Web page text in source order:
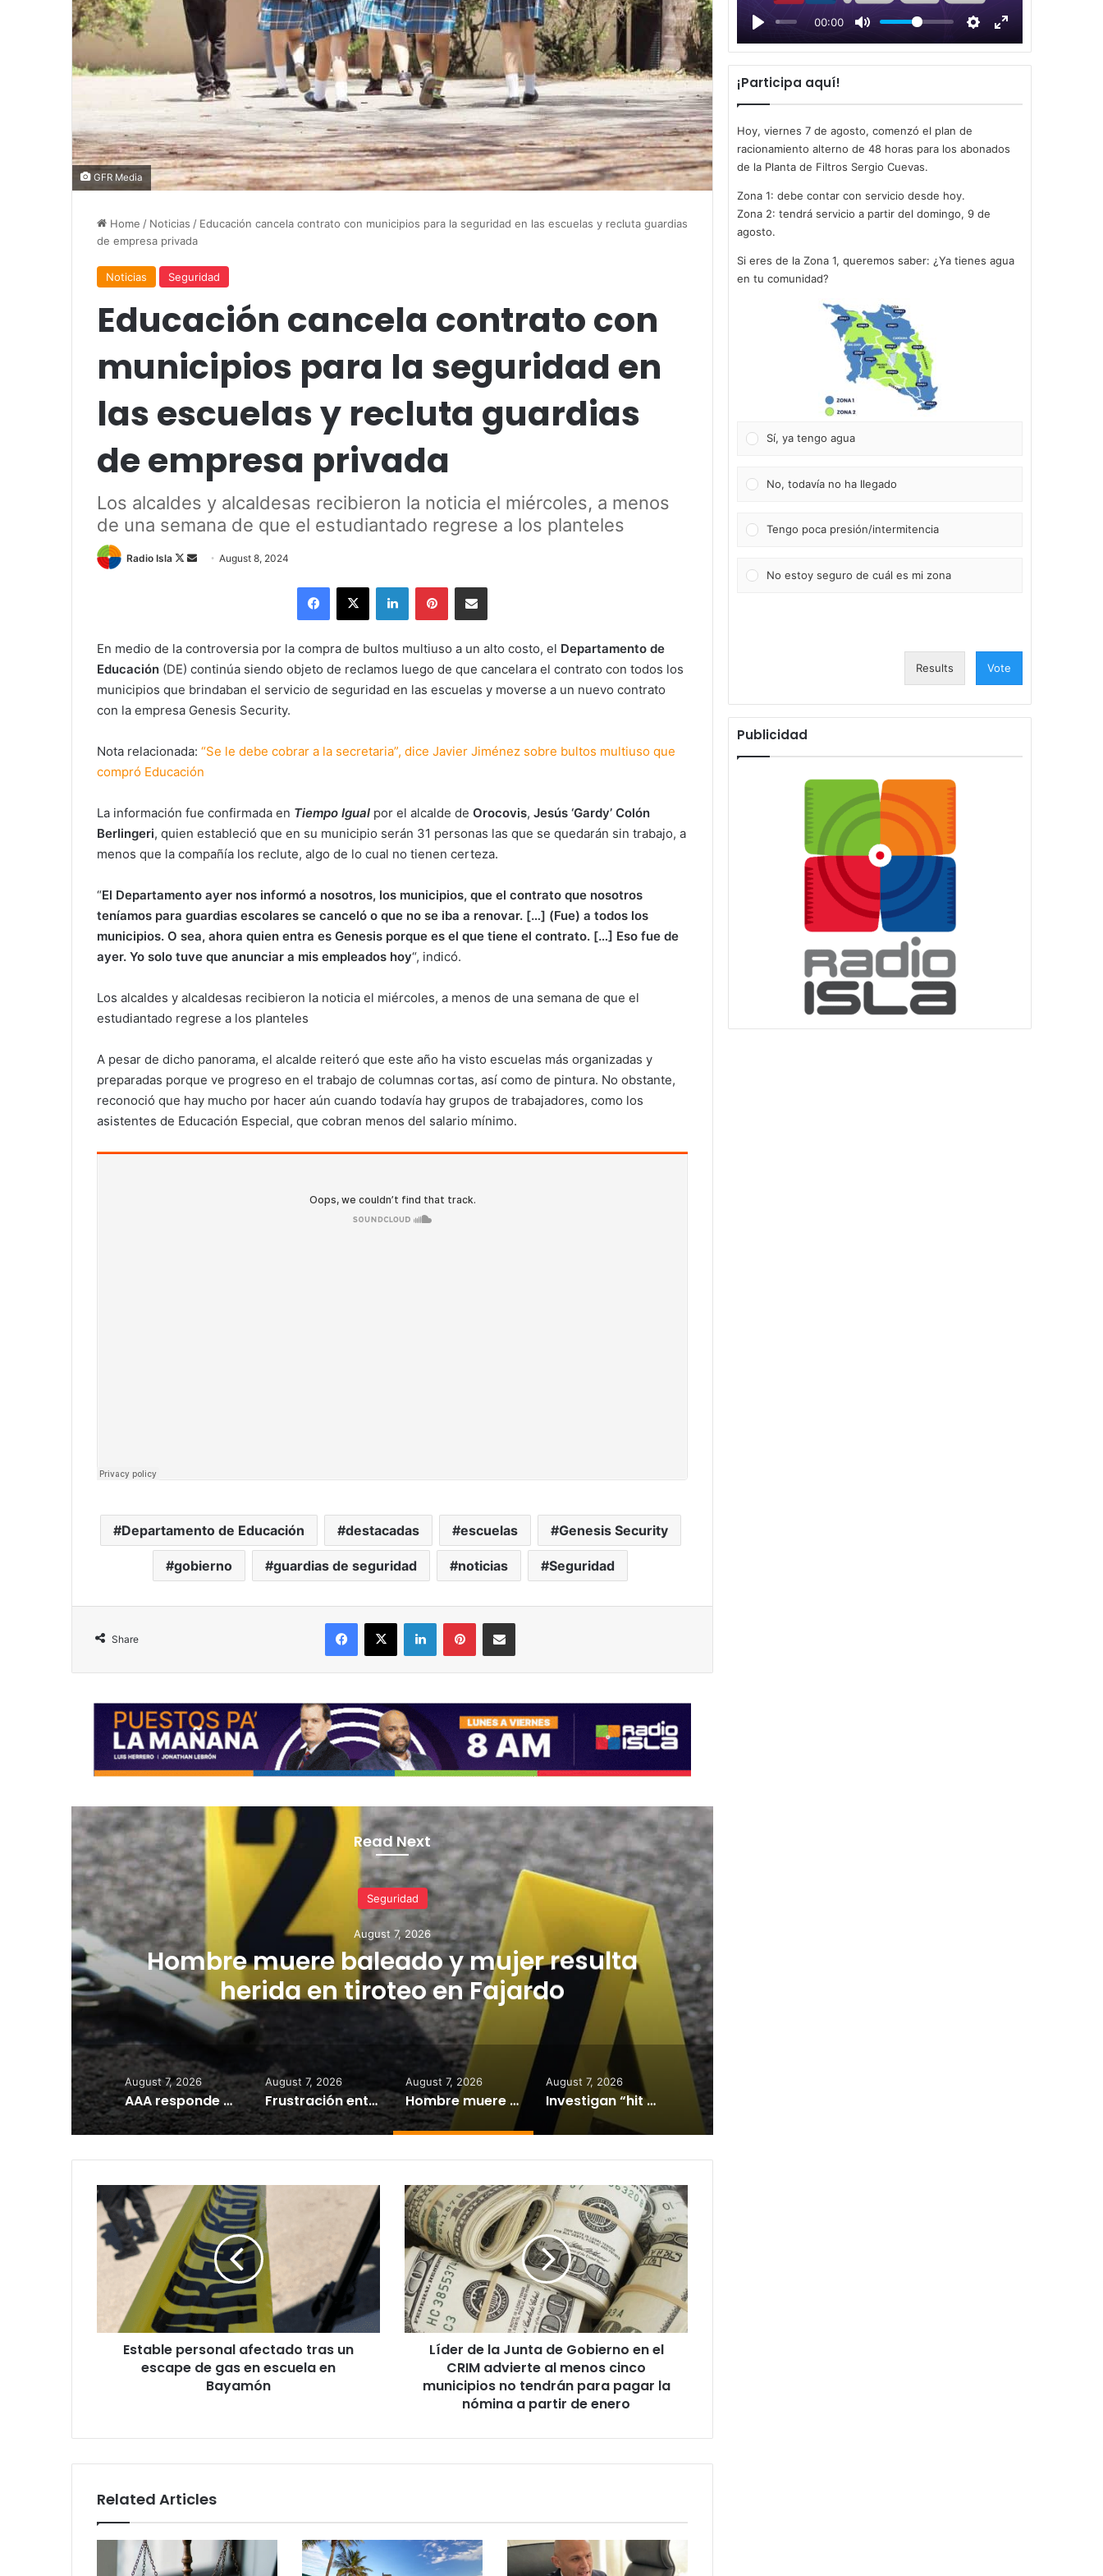
GFR Media
Home / Noticias / Educación cancela contrato con municipios para la seguridad en las escuelas y recluta guardias
de empresa privada
Noticias Seguridad
Educación cancela contrato con
municipios para la seguridad en
las escuelas y recluta guardias
de empresa privada
Los alcaldes y alcaldesas recibieron la noticia el miércoles, a menos
de una semana de que el estudiantado regrese a los planteles
Radio Isla
Follow
Send August 8, 2024
Facebook
X LinkedInPinterestShare via Email
En medio de la controversia por la compra de bultos multiuso a un alto costo, el Departamento de
Educación (DE) continúa siendo objeto de reclamos luego de que cancelara el contrato con todos los
municipios que brindaban el servicio de seguridad en las escuelas y moverse a un nuevo contrato
con la empresa Genesis Security.
Nota relacionada: “Se le debe cobrar a la secretaria”, dice Javier Jiménez sobre bultos multiuso que
compró Educación
La información fue confirmada en Tiempo Igual por el alcalde de Orocovis, Jesús ‘Gardy’ Colón
Berlingeri, quien estableció que en su municipio serán 31 personas las que se quedarán sin trabajo, a
menos que la compañía los reclute, algo de lo cual no tienen certeza.
“El Departamento ayer nos informó a nosotros, los municipios, que el contrato que nosotros
teníamos para guardias escolares se canceló o que no se iba a renovar. […] (Fue) a todos los
municipios. O sea, ahora quien entra es Genesis porque es el que tiene el contrato. […] Eso fue de
ayer. Yo solo tuve que anunciar a mis empleados hoy“, indicó.
Los alcaldes y alcaldesas recibieron la noticia el miércoles, a menos de una semana de que el
estudiantado regrese a los planteles
A pesar de dicho panorama, el alcalde reiteró que este año ha visto escuelas más organizadas y
preparadas porque ve progreso en el trabajo de columnas cortas, así como de pintura. No obstante,
reconoció que hay mucho por hacer aún cuando todavía hay grupos de trabajadores, como los
asistentes de Educación Especial, que cobran menos del salario mínimo.
Departamento de Educación destacadas escuelas Genesis Security
gobierno guardias de seguridad noticias Seguridad
Share
Facebook
X LinkedInPinterestShare via Email
Read Next
Seguridad
August 7, 2026
Hombre muere baleado y mujer resulta
herida en tiroteo en Fajardo
August 7, 2026
AAA responde a reclamos y anuncia recuperación gradual del servicio
August 7, 2026
Frustración entre abonados: no llega el agua pese a inicio del turno de la Zona 1
August 7, 2026
Hombre muere baleado y mujer resulta herida en tiroteo en Fajardo
August 7, 2026
Investigan “hit and run” tras grave accidente de motocicleta en Guayama
Estable
personal
afectado
tras
en
escuelaEstable personal afectado tras un
escape de gas en escuela en
Bayamón
Líder
de
la
Junta
de
Gobierno
en
el
CRIM
advierte
menos
para
nómina
a
partir
de
Líder de la Junta de Gobierno en el
CRIM advierte al menos cinco
municipios no tendrán para pagar la
nómina a partir de enero
Related Articles
00:00
l
a
y
¡Participa aquí!
Hoy, viernes 7 de agosto, comenzó el plan de
racionamiento alterno de 48 horas para los abonados
de la Planta de Filtros Sergio Cuevas.
Zona 1: debe contar con servicio desde hoy.
Zona 2: tendrá servicio a partir del domingo, 9 de
agosto.
Si eres de la Zona 1, queremos saber: ¿Ya tienes agua
en tu comunidad?
Sí, ya tengo agua
No, todavía no ha llegado
Tengo poca presión/intermitencia
No estoy seguro de cuál es mi zona
Results Vote
Publicidad